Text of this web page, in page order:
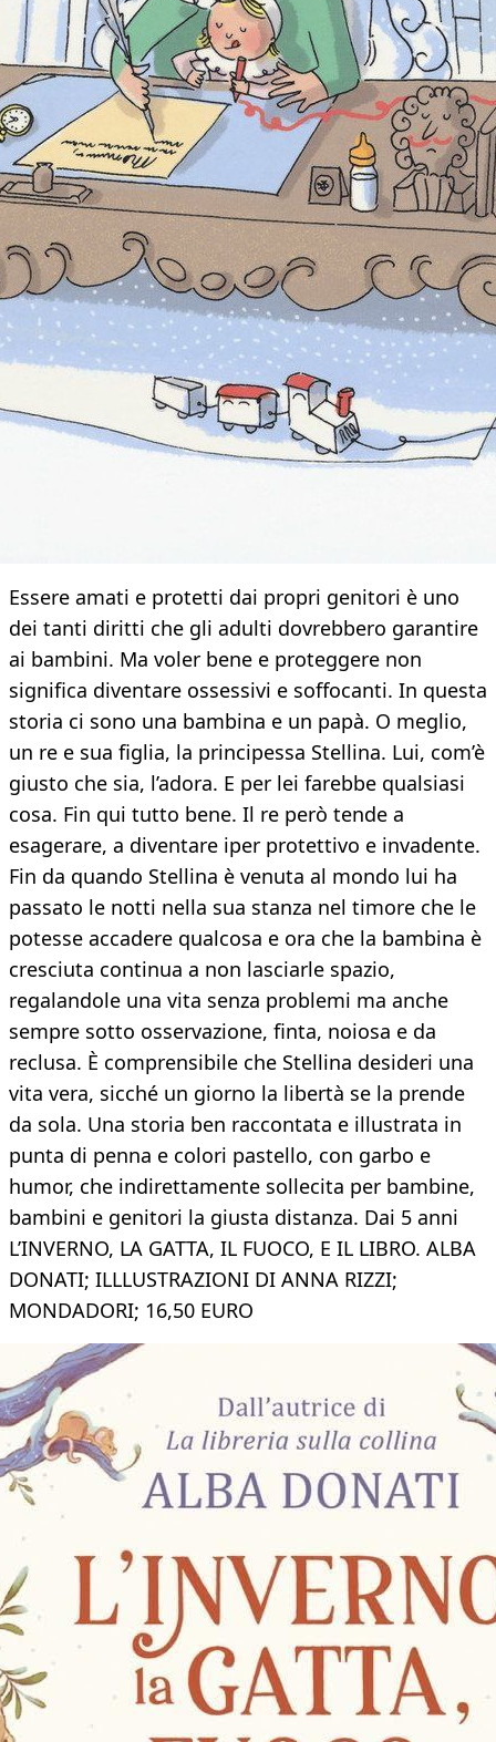
Essere amati e protetti dai propri genitori è uno
dei tanti diritti che gli adulti dovrebbero garantire
ai bambini. Ma voler bene e proteggere non
significa diventare ossessivi e soffocanti. In questa
storia ci sono una bambina e un papà. O meglio,
un re e sua figlia, la principessa Stellina. Lui, com’è
giusto che sia, l’adora. E per lei farebbe qualsiasi
cosa. Fin qui tutto bene. Il re però tende a
esagerare, a diventare iper protettivo e invadente.
Fin da quando Stellina è venuta al mondo lui ha
passato le notti nella sua stanza nel timore che le
potesse accadere qualcosa e ora che la bambina è
cresciuta continua a non lasciarle spazio,
regalandole una vita senza problemi ma anche
sempre sotto osservazione, finta, noiosa e da
reclusa. È comprensibile che Stellina desideri una
vita vera, sicché un giorno la libertà se la prende
da sola. Una storia ben raccontata e illustrata in
punta di penna e colori pastello, con garbo e
humor, che indirettamente sollecita per bambine,
bambini e genitori la giusta distanza. Dai 5 anni
L’INVERNO, LA GATTA, IL FUOCO, E IL LIBRO. ALBA
DONATI; ILLLUSTRAZIONI DI ANNA RIZZI;
MONDADORI; 16,50 EURO